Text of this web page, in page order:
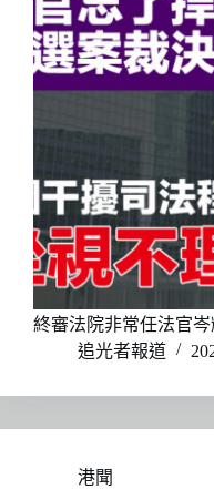
終審法院非常任法官
追光者報道
港聞